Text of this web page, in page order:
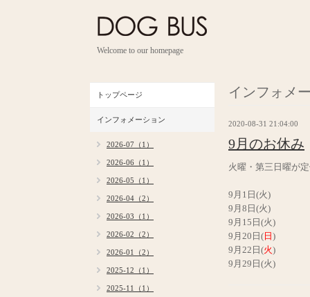
Welcome to our homepage
インフォメ
2020-08-31 21:04:00
9月のお休み
火曜・第三日曜が
9月1日(火)
9月8日(火)
9月15日(火)
9月20日( 日 )
9月22日(火)
9月29日(火)
トップページ
インフォメーション
2026-07（1）
2026-06（1）
2026-05（1）
2026-04（2）
2026-03（1）
2026-02（2）
2026-01（2）
2025-12（1）
2025-11（1）